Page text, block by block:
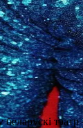
беларускі